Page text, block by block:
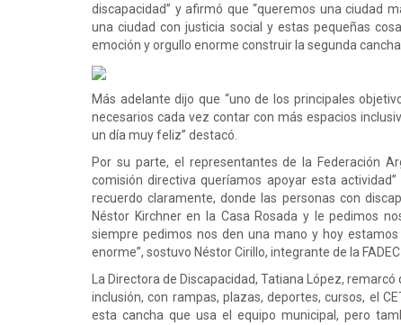
discapacidad” y afirmó que “queremos una ciudad
una ciudad con justicia social y estas pequeñas
emoción y orgullo enorme construir la segunda
Más adelante dijo que “uno de los principales
necesarios cada vez contar con más espacios
un día muy feliz” destacó.
Por su parte, el representantes de la Federación
comisión directiva queríamos apoyar esta
recuerdo claramente, donde las personas con
Néstor Kirchner en la Casa Rosada y le pedimos
siempre pedimos nos den una mano y hoy
enorme”, sostuvo Néstor Cirillo, integrante de la
La Directora de Discapacidad, Tatiana López,
inclusión, con rampas, plazas, deportes, cursos, el
esta cancha que usa el equipo municipal, pero